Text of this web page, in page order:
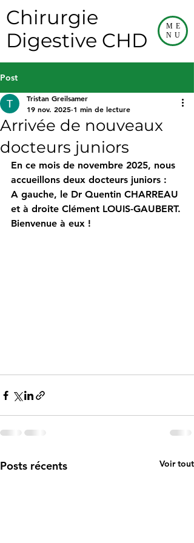
ME
NU
Chirurgie
Digestive CHD
Post
Arrivée de nouveaux
docteurs juniors
Tristan Greilsamer
19 nov. 2025 1 min de lecture
En ce mois de novembre 2025, nous
accueillons deux docteurs juniors :
A gauche, le Dr Quentin CHARREAU
et à droite Clément LOUIS-GAUBERT.
Bienvenue à eux !
Posts récents Voir tout